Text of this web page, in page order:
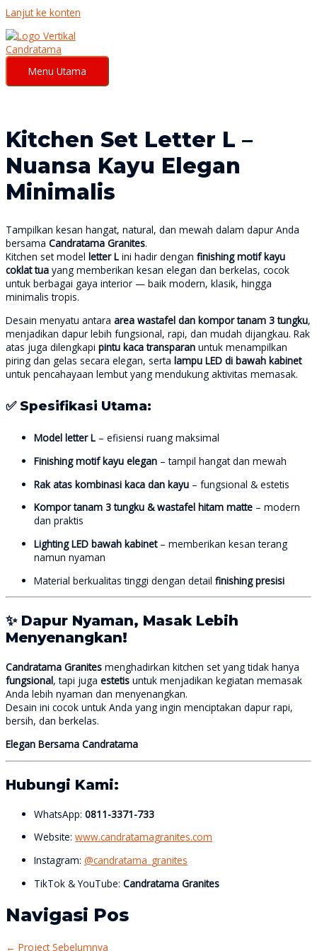
Lanjut ke konten
Menu Utama
Kitchen Set Letter L –
Nuansa Kayu Elegan
Minimalis
Tampilkan kesan hangat, natural, dan mewah dalam dapur Anda
bersama Candratama Granites.
Kitchen set model letter L ini hadir dengan finishing motif kayu
coklat tua yang memberikan kesan elegan dan berkelas, cocok
untuk berbagai gaya interior — baik modern, klasik, hingga
minimalis tropis.
Desain menyatu antara area wastafel dan kompor tanam 3 tungku,
menjadikan dapur lebih fungsional, rapi, dan mudah dijangkau. Rak
atas juga dilengkapi pintu kaca transparan untuk menampilkan
piring dan gelas secara elegan, serta lampu LED di bawah kabinet
untuk pencahayaan lembut yang mendukung aktivitas memasak.
✅ Spesifikasi Utama:
Model letter L – efisiensi ruang maksimal
Finishing motif kayu elegan – tampil hangat dan mewah
Rak atas kombinasi kaca dan kayu – fungsional & estetis
Kompor tanam 3 tungku & wastafel hitam matte – modern
dan praktis
Lighting LED bawah kabinet– memberikan kesan terang
namun nyaman
Material berkualitas tinggi dengan detail finishing presisi
✨ Dapur Nyaman, Masak Lebih
Menyenangkan!
Candratama Granites menghadirkan kitchen set yang tidak hanya
fungsional, tapi juga estetis untuk menjadikan kegiatan memasak
Anda lebih nyaman dan menyenangkan.
Desain ini cocok untuk Anda yang ingin menciptakan dapur rapi,
bersih, dan berkelas.
Elegan Bersama Candratama
Hubungi Kami:
WhatsApp: 0811-3371-733
Website: www.candratamagranites.com
Instagram: @candratama_granites
TikTok & YouTube: Candratama Granites
Navigasi Pos
← Project Sebelumnya